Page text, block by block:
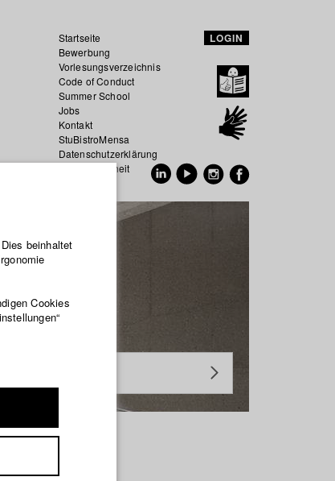
Startseite
Bewerbung
Vorlesungsverzeichnis
Code of Conduct
Summer School
Jobs
Kontakt
StuBistroMensa
Datenschutzerklärung
Datensicherheit
LOGIN
beinhaltet
Cookies